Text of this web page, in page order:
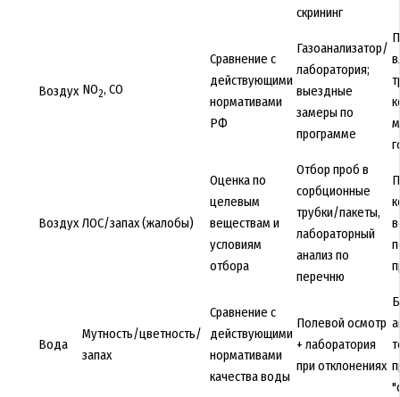
скрининг
Воздух NO2, CO
Сравнение с
действующими
нормативами
РФ
Газоанализатор/
лаборатория;
выездные
замеры по
программе
Воздух ЛОС/запах (жалобы)
Оценка по
целевым
веществам и
условиям
отбора
Отбор проб в
сорбционные
трубки/пакеты,
лабораторный
анализ по
перечню
Вода
Мутность/цветность/
запах
Сравнение с
действующими
нормативами
качества воды
Полевой осмотр
+ лаборатория
при отклонениях